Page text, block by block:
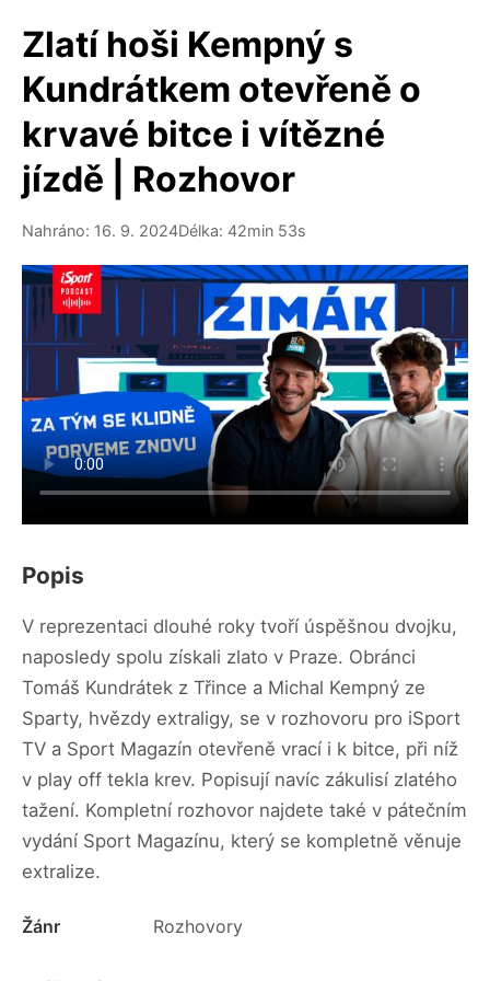
Zlatí hoši Kempný s
Kundrátkem otevřeně o
krvavé bitce i vítězné
jízdě | Rozhovor
Nahráno: 16. 9. 2024Délka: 42min 53s
Popis
V reprezentaci dlouhé roky tvoří úspěšnou dvojku,
naposledy spolu získali zlato v Praze. Obránci
Tomáš Kundrátek z Třince a Michal Kempný ze
Sparty, hvězdy extraligy, se v rozhovoru pro iSport
TV a Sport Magazín otevřeně vrací i k bitce, při níž
v play off tekla krev. Popisují navíc zákulisí zlatého
tažení. Kompletní rozhovor najdete také v pátečním
vydání Sport Magazínu, který se kompletně věnuje
extralize.
Žánr Rozhovory